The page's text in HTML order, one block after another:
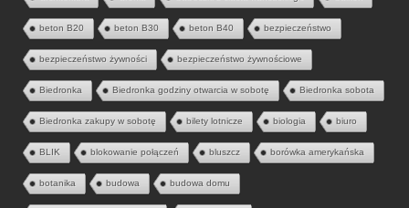
beton B20 beton B30 beton B40 bezpieczeństwo
bezpieczeństwo żywności bezpieczeństwo żywnościowe
Biedronka Biedronka godziny otwarcia w sobotę Biedronka sobota
Biedronka zakupy w sobotę bilety lotnicze biologia biuro
BLIK blokowanie połączeń bluszcz borówka amerykańska
botanika budowa budowa domu